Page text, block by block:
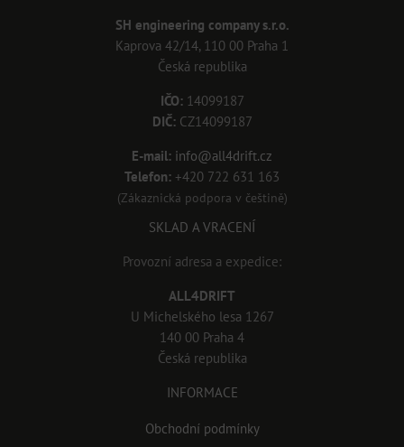
SH engineering company s.r.o.
Kaprova 42/14, 110 00 Praha 1
Česká republika
IČO:14099187
DIČ:CZ14099187
E-mail: info@all4drift.cz
Telefon: +420 722 631 163
(Zákaznická podpora v češtině)
SKLAD A VRACENÍ
Provozní adresa a expedice:
ALL4DRIFT
U Michelského lesa 1267
140 00 Praha 4
Česká republika
INFORMACE
Obchodní podmínky